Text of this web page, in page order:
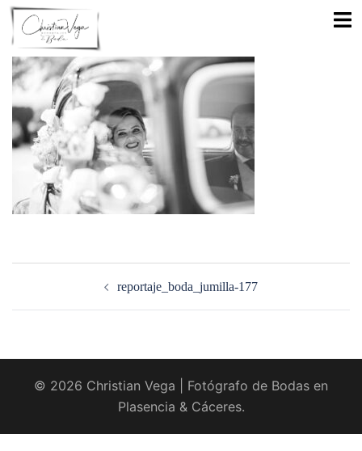
Saltar
contenido
reportaje_boda_jumilla-177
© 2026 Christian Vega | Fotógrafo de Bodas en
Plasencia & Cáceres.